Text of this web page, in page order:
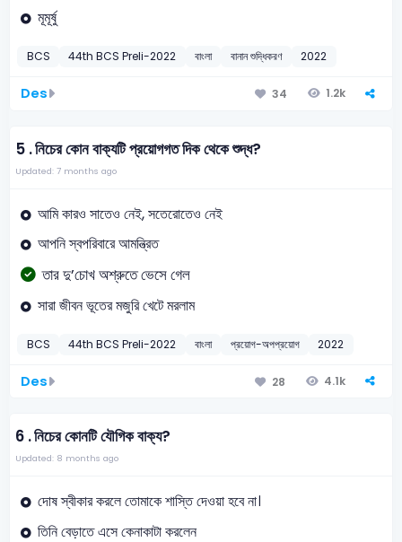
মূমূর্ষু
BCS 44th BCS Preli-2022 বাংলা বানান শুদ্ধিকরণ 2022
Des 34 1.2k
5 .নিচের কোন বাক্যটি প্রয়োগগত দিক থেকে শুদ্ধ?
Updated: 7 months ago
আমি কারও সাতেও নেই, সতেরোতেও নেই
আপনি স্বপরিবারে আমন্ত্রিত
তার ‍দু’চোখ অশ্রুতে ভেসে গেল
সারা জীবন ভূতের মজুরি খেটে মরলাম
BCS 44th BCS Preli-2022 বাংলা প্রয়োগ-অপপ্রয়োগ 2022
Des 28 4.1k
6 .নিচের কোনটি যৌগিক বাক্য?
Updated: 8 months ago
দোষ স্বীকার করলে তোমাকে শাস্তি দেওয়া হবে না।
তিনি বেড়াতে এসে কেনাকাটা করলেন